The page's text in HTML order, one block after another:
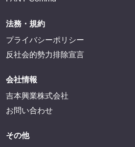
法務・規約
プライバシーポリシー
反社会的勢力排除宣言
会社情報
吉本興業株式会社
お問い合わせ
その他